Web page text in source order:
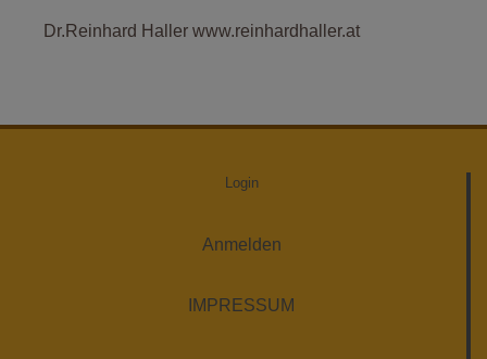
Dr.Reinhard Haller www.reinhardhaller.at
Login
Anmelden
IMPRESSUM